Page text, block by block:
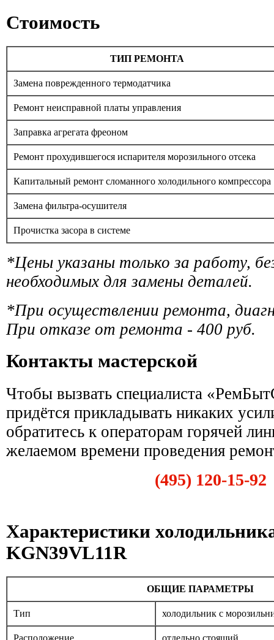
Стоимость
ТИП РЕМОНТА
Замена поврежденного термодатчика
Ремонт неисправной платы управления
Заправка агрегата фреоном
Ремонт прохудившегося испарителя морозильного отсека
Капитальный ремонт сломанного холодильного компрессора
Замена фильтра-осушителя
Прочистка засора в системе
*Цены указаны только за работу,
необходимых для замены деталей.
*При осуществлении ремонта,
При отказе от ремонта - 400 руб.
Контакты мастерской
Чтобы вызвать специалиста
придётся прикладывать никаких
обратитесь к операторам горячей
желаемом времени проведения
(495) 120-15-92
Характеристики
KGN39VL11R
ОБЩИЕ ПАРАМЕТРЫ
Тип холодильник с